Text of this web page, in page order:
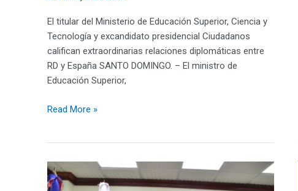
El titular del Ministerio de Educación Superior, Ciencia y
Tecnología y excandidato presidencial Ciudadanos
califican extraordinarias relaciones diplomáticas entre
RD y España SANTO DOMINGO. – El ministro de
Educación Superior,
Read More »
La
Embajada